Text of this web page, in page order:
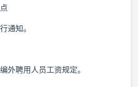
通知。
外聘用人员工资规定。